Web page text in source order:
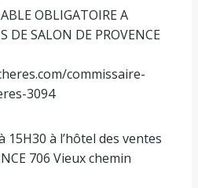
OBLIGATOIRE A
DE SALON DE PROVENCE
commissaire-
3094
15H30 à l’hôtel des ventes
706 Vieux chemin